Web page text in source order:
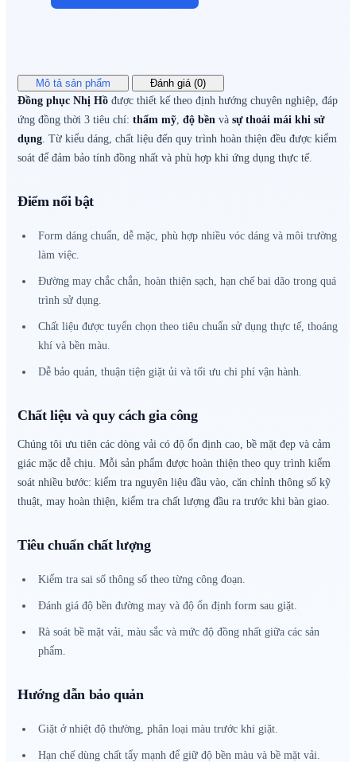
Mô tả sản phẩm
Đánh giá (0)
Đồng phục Nhị Hồ được thiết kế theo định hướng chuyên nghiệp, đáp
ứng đồng thời 3 tiêu chí: thẩm mỹ, độ bền và sự thoải mái khi sử
dụng. Từ kiểu dáng, chất liệu đến quy trình hoàn thiện đều được kiểm
soát để đảm bảo tính đồng nhất và phù hợp khi ứng dụng thực tế.
Điểm nổi bật
Form dáng chuẩn, dễ mặc, phù hợp nhiều vóc dáng và môi trường
làm việc.
Đường may chắc chắn, hoàn thiện sạch, hạn chế bai dão trong quá
trình sử dụng.
Chất liệu được tuyển chọn theo tiêu chuẩn sử dụng thực tế, thoáng
khí và bền màu.
Dễ bảo quản, thuận tiện giặt ủi và tối ưu chi phí vận hành.
Chất liệu và quy cách gia công
Chúng tôi ưu tiên các dòng vải có độ ổn định cao, bề mặt đẹp và cảm
giác mặc dễ chịu. Mỗi sản phẩm được hoàn thiện theo quy trình kiểm
soát nhiều bước: kiểm tra nguyên liệu đầu vào, căn chỉnh thông số kỹ
thuật, may hoàn thiện, kiểm tra chất lượng đầu ra trước khi bàn giao.
Tiêu chuẩn chất lượng
Kiểm tra sai số thông số theo từng công đoạn.
Đánh giá độ bền đường may và độ ổn định form sau giặt.
Rà soát bề mặt vải, màu sắc và mức độ đồng nhất giữa các sản
phẩm.
Hướng dẫn bảo quản
Giặt ở nhiệt độ thường, phân loại màu trước khi giặt.
Hạn chế dùng chất tẩy mạnh để giữ độ bền màu và bề mặt vải.